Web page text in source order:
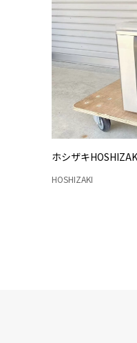
ホシザキ
HOSHIZAKI